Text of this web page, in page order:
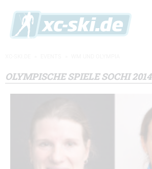
OLYMPISCHE SPIELE SOCHI 2014